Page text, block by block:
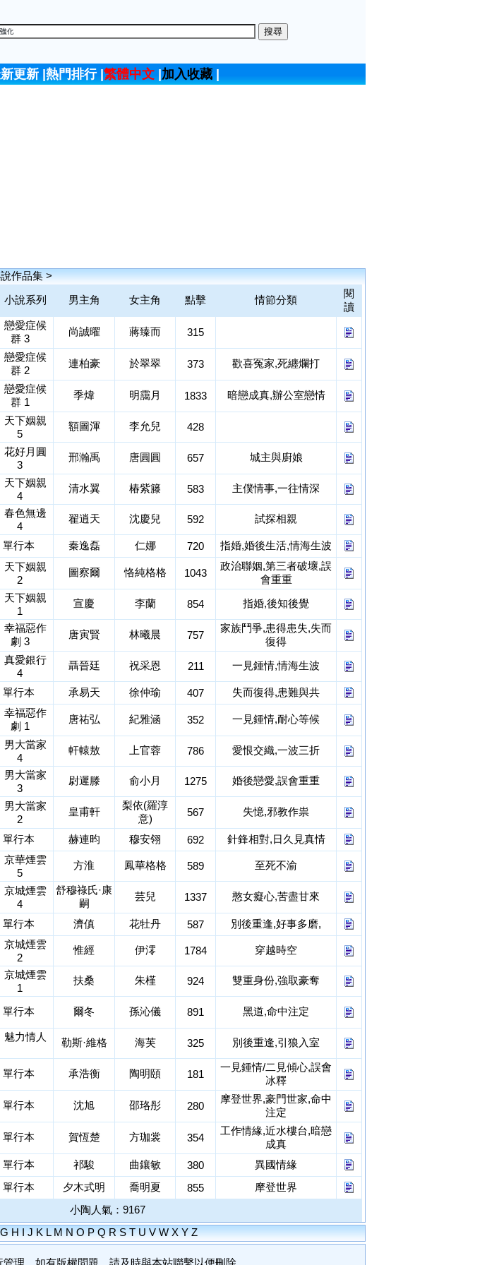
更新| 熱門排行| 繁體中文| 加入收藏|
作品集>
小說系列 男主角 女主角 點擊 情節分類
閱
讀
戀愛症候
群 3
尚誠曜 蔣臻而 315
戀愛症候
群 2
連柏豪 於翠翠 373 歡喜冤家,死纏爛打
戀愛症候
群 1
季煒 明靄月 1833 暗戀成真,辦公室戀情
天下姻親
5
額圖渾 李允兒 428
花好月圓
3
邢瀚禹 唐圓圓 657 城主與廚娘
天下姻親
4
清水翼 椿紫籐 583 主僕情事,一往情深
春色無邊
4
翟逍天 沈慶兒 592 試探相親
單行本 秦逸磊 仁娜 720 指婚,婚後生活,情海生波
天下姻親
2
圖察爾 恪純格格 1043
政治聯姻,第三者破壞,誤
會重重
天下姻親
1
宣慶 李蘭 854 指婚,後知後覺
幸福惡作
劇 3
唐寅賢 林曦晨 757
家族鬥爭,患得患失,失而
復得
真愛銀行
4
聶晉廷 祝采恩 211 一見鍾情,情海生波
單行本 承易天 徐仲瑜 407 失而復得,患難與共
幸福惡作
劇 1
唐祐弘 紀雅涵 352 一見鍾情,耐心等候
男大當家
4
軒轅敖 上官蓉 786 愛恨交織,一波三折
男大當家
3
尉遲滕 俞小月 1275 婚後戀愛,誤會重重
男大當家
2
皇甫軒
梨依(羅淳
意)
567 失憶,邪教作祟
單行本 赫連昀 穆安翎 692 針鋒相對,日久見真情
京華煙雲
5
方淮 鳳華格格 589 至死不渝
京城煙雲
4
舒穆祿氏·康
嗣
芸兒 1337 憨女癡心,苦盡甘來
單行本 濟傎 花牡丹 587 別後重逢,好事多磨,
京城煙雲
2
惟經 伊澪 1784 穿越時空
京城煙雲
1
扶桑 朱槿 924 雙重身份,強取豪奪
單行本 爾冬 孫沁儀 891 黑道,命中注定
魅力情人 勒斯·維格 海芙 325 別後重逢,引狼入室
單行本 承浩衡 陶明頤 181
一見鍾情/二見傾心,誤會
冰釋
單行本 沈旭 邵珞彤 280
摩登世界,豪門世家,命中
注定
單行本 賀恆楚 方珈裳 354
工作情緣,近水樓台,暗戀
成真
單行本 祁駿 曲鑲敏 380
異國情緣
單行本 夕木式明 喬明夏 855
摩登世界
小陶人氣：9167
G H I J K L M N O P Q R S T U V W X Y Z
理，如有版權問題，請及時與本站聯繫以便刪除